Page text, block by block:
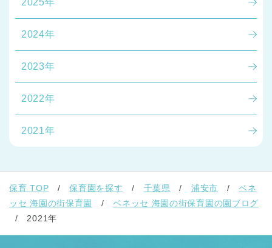
2024年
2023年
2022年
2021年
保育 TOP 保育園を探す 千葉県 浦安市
ベネ
ッセ 海園の街保育園
ベネッセ 海園の街保育園の園ブログ
2021年